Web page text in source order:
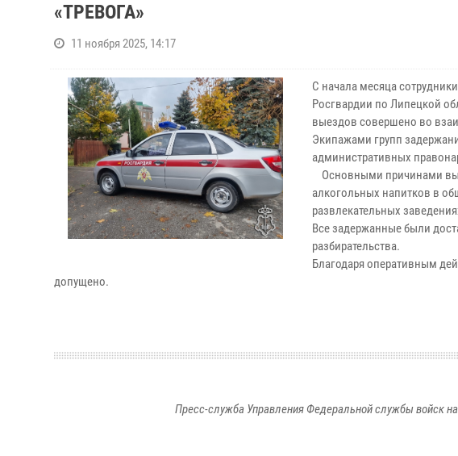
«ТРЕВОГА»
11 ноября 2025, 14:17
С начала месяца
Росгвардии по Липецкой
выездов совершено во
Экипажами групп
административных
Основными причинами
алкогольных напитков в
развлекательных
Все задержанные были
разбирательства.
Благодаря оперативным
допущено.
Пресс-служба Управления Федеральной службы войск